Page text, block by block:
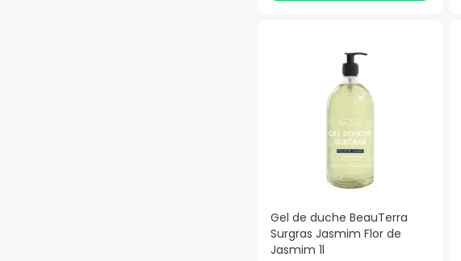
Gel de duche BeauTerra
Surgras Jasmim Flor de
Jasmim 1l